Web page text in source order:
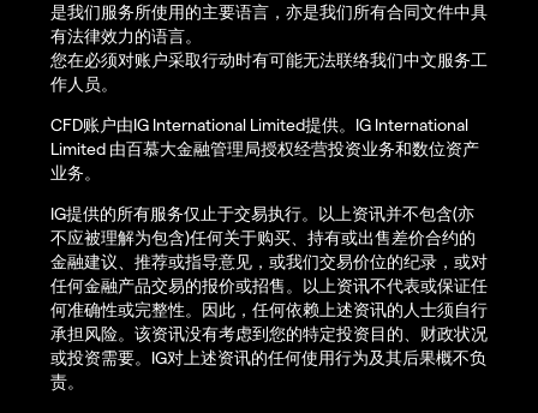
是我们服务所使用的主要语言，亦是我们所有合同文件中具
有法律效力的语言。
您在必须对账户采取行动时有可能无法联络我们中文服务工
作人员。
CFD账户由IG International Limited提供。IG International
Limited 由百慕大金融管理局授权经营投资业务和数位资产
业务。
IG提供的所有服务仅止于交易执行。以上资讯并不包含(亦
不应被理解为包含)任何关于购买、持有或出售差价合约的
金融建议、推荐或指导意见，或我们交易价位的纪录，或对
任何金融产品交易的报价或招售。以上资讯不代表或保证任
何准确性或完整性。因此，任何依赖上述资讯的人士须自行
承担风险。该资讯没有考虑到您的特定投资目的、财政状况
或投资需要。IG对上述资讯的任何使用行为及其后果概不负
责。